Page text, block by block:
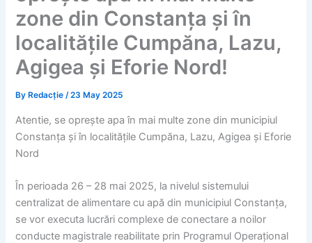
zone din Constanța și în
localitățile Cumpăna, Lazu,
Agigea și Eforie Nord!
By Redacție/23 May 2025
Atentie, se oprește apa în mai multe zone din municipiul
Constanța și în localitățile Cumpăna, Lazu, Agigea și Eforie
Nord
În perioada 26 – 28 mai 2025, la nivelul sistemului
centralizat de alimentare cu apă din municipiul Constanța,
se vor executa lucrări complexe de conectare a noilor
conducte magistrale reabilitate prin Programul Operațional